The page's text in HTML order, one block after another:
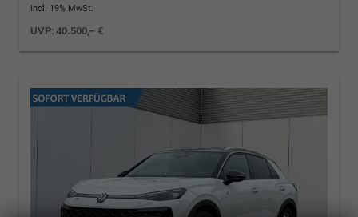
incl. 19% MwSt.
UVP:40.500,– €